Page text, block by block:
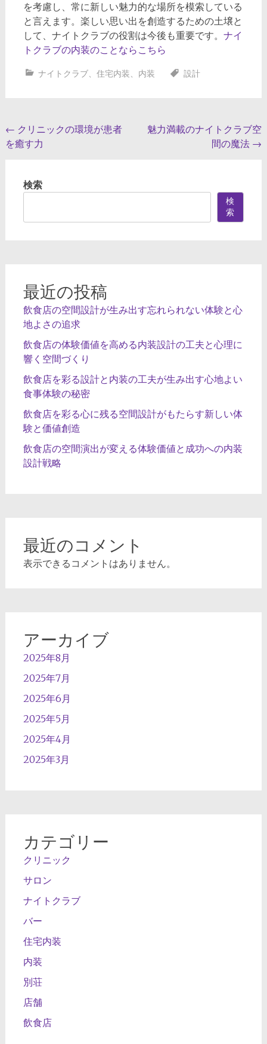
を考慮し、常に新しい魅力的な場所を模索している
と言えます。楽しい思い出を創造するための土壌と
して、ナイトクラブの役割は今後も重要です。 ナイ
トクラブの内装のことならこちら
ナイトクラブ、 住宅内装、 内装 設計
投
稿
← クリニックの環境が患者
を癒す力
魅力満載のナイトクラブ空
間の魔法 →
検索
検
索
最近の投稿
飲食店の空間設計が生み出す忘れられない体験と心
地よさの追求
飲食店の体験価値を高める内装設計の工夫と心理に
響く空間づくり
飲食店を彩る設計と内装の工夫が生み出す心地よい
食事体験の秘密
飲食店を彩る心に残る空間設計がもたらす新しい体
験と価値創造
飲食店の空間演出が変える体験価値と成功への内装
設計戦略
最近のコメント
表示できるコメントはありません。
アーカイブ
2025年8月
2025年7月
2025年6月
2025年5月
2025年4月
2025年3月
カテゴリー
クリニック
サロン
ナイトクラブ
バー
住宅内装
内装
別荘
店舗
飲食店